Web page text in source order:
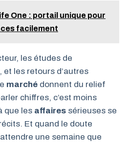
One : portail unique pour
facilement
les études de
et les retours d’autres
marché donnent du relief
chiffres, c’est moins
que les affaires sérieuses se
Et quand le doute
une semaine que